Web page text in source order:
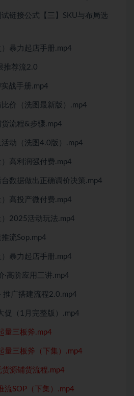
链接公式【三】SKU与布局选
暴力起店手册.mp4
推荐流2.0
战手册.mp4
价（洗图最新版）.mp4
流程&步骤.mp4
动（洗图4.0版）.mp4
高利润强付费.mp4
数据做出正确调价决策.mp4
高投产微付费.mp4
2025活动玩法.mp4
流Sop.mp4
暴力起店手册.mp4
高阶应用三讲.mp4
广搭建流程2.0.mp4
（1月完整版）.mp4
量三板斧.mp4
三板斧（下集）.mp4
源铺货流程.mp4
SOP（下集）.mp4